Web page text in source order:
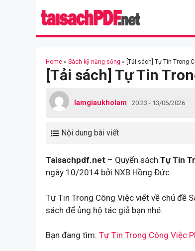
Home » Sách kỹ năng sống » [Tải sách] Tự Tin Trong
[Tải sách] Tự Tin
lamgiaukholam 20:23 - 13/06/2026
Nội dung bài viết
Taisachpdf.net – Quyển sách Tự Tin
ngày 10/2014 bởi NXB Hồng Đức.
Tự Tin Trong Công Việc viết về chủ đề
sách để ủng hộ tác giả bạn nhé.
Bạn đang tìm: Tự Tin Trong Công Việc